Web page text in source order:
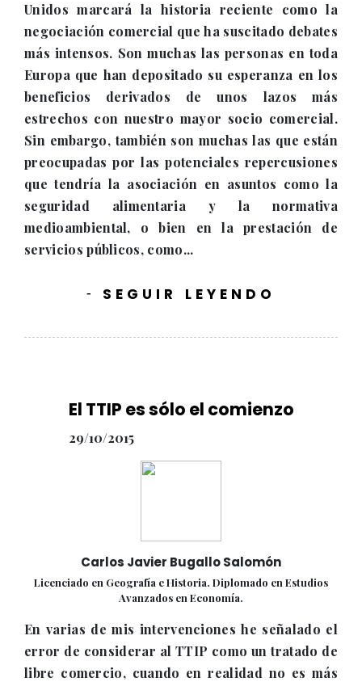
Unidos marcará la historia reciente como la
negociación comercial que ha suscitado debates
más intensos. Son muchas las personas en toda
Europa que han depositado su esperanza en los
beneficios derivados de unos lazos más
estrechos con nuestro mayor socio comercial.
Sin embargo, también son muchas las que están
preocupadas por las potenciales repercusiones
que tendría la asociación en asuntos como la
seguridad alimentaria y la normativa
medioambiental, o bien en la prestación de
servicios públicos, como...
- SEGUIR LEYENDO
El TTIP es sólo el comienzo
29/10/2015
Carlos Javier Bugallo Salomón
Licenciado en Geografía e Historia. Diplomado en Estudios
Avanzados en Economía.
En varias de mis intervenciones he señalado el
error de considerar al TTIP como un tratado de
libre comercio, cuando en realidad no es más